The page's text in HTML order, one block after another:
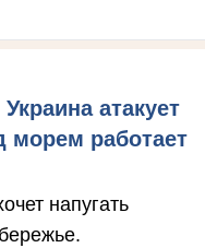
атакует
работает
напугать